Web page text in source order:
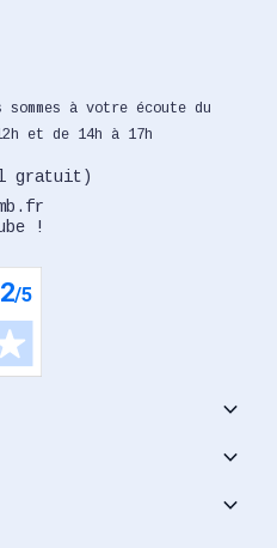
sommes à votre écoute du
et de 14h à 17h
gratuit)
!
keyboard_arrow_down
keyboard_arrow_down
keyboard_arrow_down